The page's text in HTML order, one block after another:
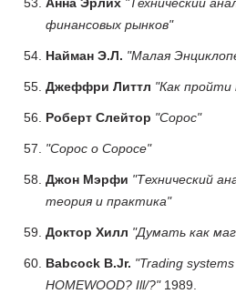
финансовых рынков"
Найман Э.Л. "Малая
Джеффри Литтл "Как
Роберт Слейтор "Сорос"
"Сорос о Соросе"
Джон Мэрфи "Технический
теория и практика"
Доктор Хилл "Думать как
Babcock B.Jr. "Trading
HOMEWOOD? Ill/?"1989.